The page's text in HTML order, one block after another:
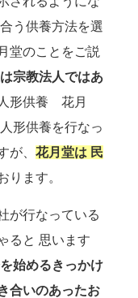
う供養方法を選
堂のことをご説
宗教法人ではあ
形供養 花月
形供養を行なっ
が、花月堂は 民
ります。
が行なっている
ると 思います
始めるきっかけ
合いのあったお